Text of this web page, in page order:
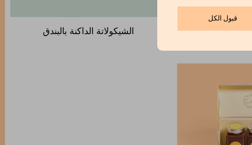
قبول الكل
والكَاكَاو الشيكولاتة الداكنة بالبندق